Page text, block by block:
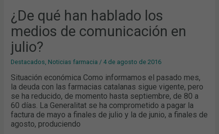
¿De qué han hablado los
medios de comunicación en
julio?
Destacados Noticias farmacia / 4 de agosto de 2016
Situación económica Como informamos el pasado mes,
la deuda con las farmacias catalanas sigue vigente, pero
se ha reducido, de momento hasta septiembre, de 80 a
60 días. La Generalitat se ha comprometido a pagar la
factura de mayo a finales de julio y la de junio, a finales de
agosto, produciendo
EN
JULIO?